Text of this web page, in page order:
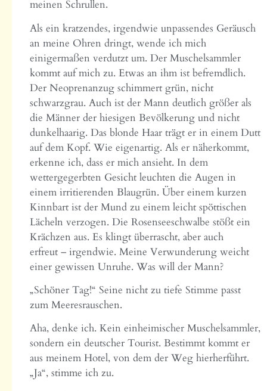
meinen Schrullen.
Als ein kratzendes, irgendwie unpassendes Geräusch
an meine Ohren dringt, wende ich mich
einigermaßen verdutzt um. Der Muschelsammler
kommt auf mich zu. Etwas an ihm ist befremdlich.
Der Neoprenanzug schimmert grün, nicht
schwarzgrau. Auch ist der Mann deutlich größer als
die Männer der hiesigen Bevölkerung und nicht
dunkelhaarig. Das blonde Haar trägt er in einem Dutt
auf dem Kopf. Wie eigenartig. Als er näherkommt,
erkenne ich, dass er mich ansieht. In dem
wettergegerbten Gesicht leuchten die Augen in
einem irritierenden Blaugrün. Über einem kurzen
Kinnbart ist der Mund zu einem leicht spöttischen
Lächeln verzogen. Die Rosenseeschwalbe stößt ein
Krächzen aus. Es klingt überrascht, aber auch
erfreut – irgendwie. Meine Verwunderung weicht
einer gewissen Unruhe. Was will der Mann?
„Schöner Tag!“ Seine nicht zu tiefe Stimme passt
zum Meeresrauschen.
Aha, denke ich. Kein einheimischer Muschelsammler,
sondern ein deutscher Tourist. Bestimmt kommt er
aus meinem Hotel, von dem der Weg hierherführt.
„Ja“, stimme ich zu.